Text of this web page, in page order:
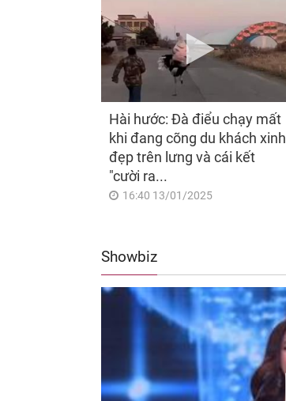
Hài hước: Đà điểu chạy mất
khi đang cõng du khách xinh
đẹp trên lưng và cái kết
"cười ra...
16:40 13/01/2025
Showbiz